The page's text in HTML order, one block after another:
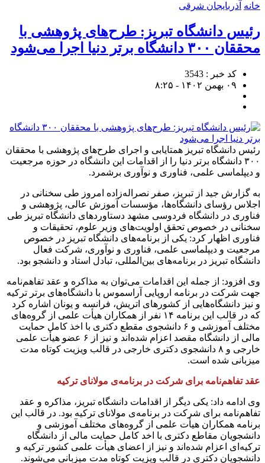
خانه آذربایجان شرقی
رئیس دانشگاه تبریز: طرح‌های پژوهشی با
محققان ۳۰۰ دانشگاه برتر دنیا اجرا می‌شود
کد خبر : 3543
۰۹ بهمن ۱۴۰۲ - ۸:۲۵
رئیس دانشگاه تبریز همتایابی و اجرای طرح‌های پژوهشی با محققان
۳۰۰ دانشگاه برتر دنیا را از اقدامات این دانشگاه در حوزه‌ مرجعیت
و دیپلماسی علمی، فناوری و نوآوری برشمرد.
به گزارش جید از تبریز، صفر نصراله‌زاده امروز طی سخنانی در
اجلاس رؤسای دانشگاه‌ها، مؤسسات آموزش عالی، پژوهشی و
فناوری در دانشگاه فردوسی مشهد دستاوردهای دانشگاه تبریز طی
سخنانی در خصوص تحقق اولویت‌های وزیر علوم، تحقیقات و
فناوری اظهار کرد: یکی از برنامه‌های دانشگاه تبریز در خصوص
مرجعیت و دیپلماسی علمی، فناوری و نوآوری، شرکت فعال
دانشگاه تبریز در برنامه‌های بین‌المللی، تبادل استاد و دانشجو بود.
وی افزود: از جمله این اقدامات می‌توان به مذاکره و عقد تفاهم‌نامه
جهت شرکت در برنامه‌ اروپایی آراسموس با دانشگاه‌های برتر ترکیه
و نیز دانشگاه‌هایی از کشورهای اتریش، فرانسه و یونان اشاره کرد
که در قالب این برنامه ۱۴ نفر از همکاران هیأت علمی از گروه‌های
مختلف آموزشی و ۶ دانشجوی مقطع دکتری با اخذ کامل حمایت
مالی از دانشگاه مقصد اعزام شده‌اند و نیز از ۶ عضو هیأت علمی
خارجی و ۸ دانشجوی دکتری خارجی در قالب ویزیت کوتاه مدت
میزبانی شده است.
عقد تفاهم‌نامه برای شرکت در برنامه‌ی مولانای ترکیه
وی ادامه داد: یکی دیگر از اقدامات دانشگاه تبریز، مذاکره و عقد
تفاهم‌نامه برای شرکت در برنامه‌ی مولانای ترکیه بود. در قالب این
برنامه همکاران هیأت علمی از گروه‌های مختلف آموزشی و
دانشجویان مقاطع دکتری با اخد کامل حمایت مالی از دانشگاه
ترکیه‌ای اعزام شده‌اند و نیز از اعضای هیأت علمی کشور ترکیه و
دانشجویان دکتری در قالب ویزیت کوتاه مدت میزبانی می‌شوند.